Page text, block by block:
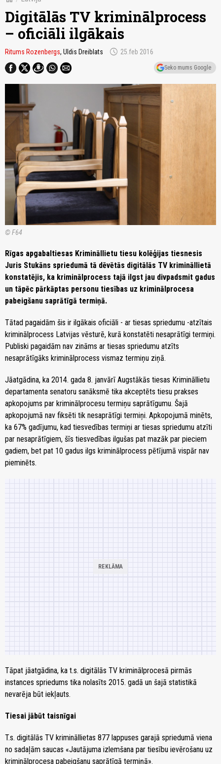
Digitālās TV kriminālprocess
– oficiāli ilgākais
Ritums Rozenbergs, Uldis Dreiblats schedule 25.feb 2016
Seko mums Google
© F64
Rīgas apgabaltiesas Krimināllietu tiesu kolēģijas tiesnesis
Juris Stukāns spriedumā tā dēvētās digitālās TV krimināllietā
konstatējis, ka kriminālprocess tajā ilgst jau divpadsmit gadus
un tāpēc pārkāptas personu tiesības uz kriminālprocesa
pabeigšanu saprātīgā termiņā.
Tātad pagaidām šis ir ilgākais oficiāli - ar tiesas spriedumu -atzītais
kriminālprocess Latvijas vēsturē, kurā konstatēti nesaprātīgi termiņi.
Publiski pagaidām nav zināms ar tiesas spriedumu atzīts
nesaprātīgāks kriminālprocess vismaz termiņu ziņā.
Jāatgādina, ka 2014. gada 8. janvārī Augstākās tiesas Krimināllietu
departamenta senatoru sanāksmē tika akceptēts tiesu prakses
apkopojums par kriminālprocesu termiņu saprātīgumu. Šajā
apkopojumā nav fiksēti tik nesaprātīgi termiņi. Apkopojumā minēts,
ka 67% gadījumu, kad tiesvedības termiņi ar tiesas spriedumu atzīti
par nesaprātīgiem, šīs tiesvedības ilgušas pat mazāk par pieciem
gadiem, bet pat 10 gadus ilgs kriminālprocess pētījumā vispār nav
pieminēts.
Tāpat jāatgādina, ka t.s. digitālās TV kriminālprocesā pirmās
instances spriedums tika nolasīts 2015. gadā un šajā statistikā
nevarēja būt iekļauts.
Tiesai jābūt taisnīgai
T.s. digitālās TV krimināllietas 877 lappuses garajā spriedumā viena
no sadaļām saucas «Jautājuma izlemšana par tiesību ievērošanu uz
kriminālprocesa pabeigšanu saprātīgā termiņā».